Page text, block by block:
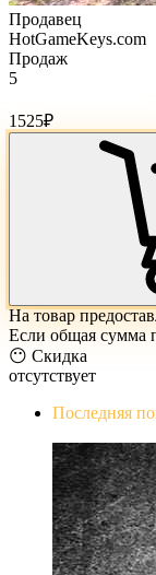
Продавец
HotGameKeys.com
Продаж
5
1525₽
На товар
Если общая сумма
😶 Скидка
отсутствует
Последняя